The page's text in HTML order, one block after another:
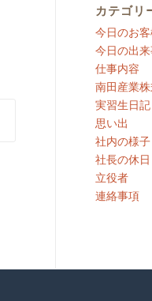
カテゴリ
今日のお客
今日の出
仕事内容
南田産業
実習生日記
思い出
社内の様子
社長の休日
立役者
連絡事項